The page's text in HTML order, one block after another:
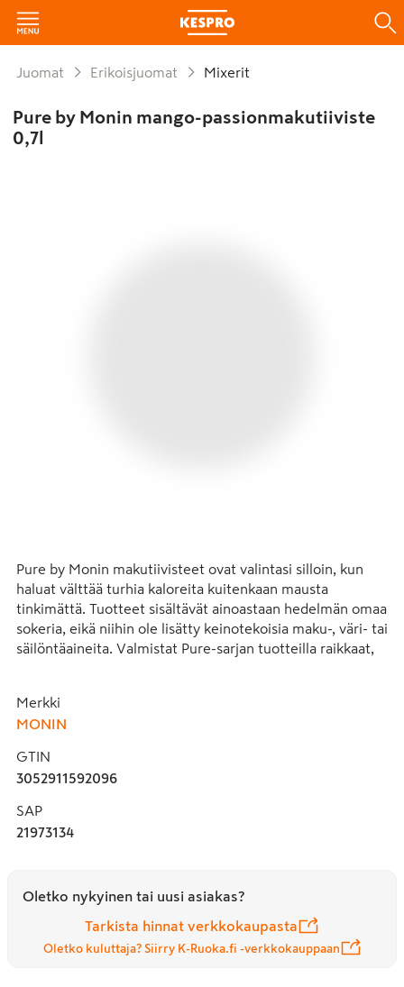
Juomat Erikoisjuomat Mixerit
Pure by Monin mango-passionmakutiiviste
0,7l
Pure by Monin makutiivisteet ovat valintasi silloin, kun
haluat välttää turhia kaloreita kuitenkaan mausta
tinkimättä. Tuotteet sisältävät ainoastaan hedelmän omaa
sokeria, eikä niihin ole lisätty keinotekoisia maku-, väri- tai
säilöntäaineita. Valmistat Pure-sarjan tuotteilla raikkaat,
tuotteita myös Monin siirappien kanssa, jolloin saat
runsaasti eri juomaversioita kevyempää vaihtoehtoa
Merkki
MONIN
GTIN
3052911592096
SAP
21973134
Oletko nykyinen tai uusi asiakas?
Tarkista hinnat verkkokaupasta
Oletko kuluttaja? Siirry K-Ruoka.fi -verkkokauppaan